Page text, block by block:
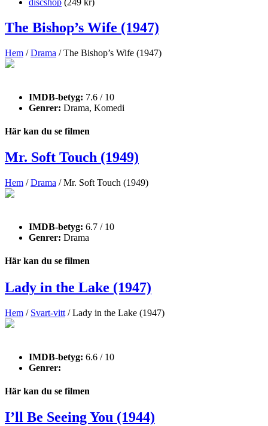
discshop (249 kr)
The Bishop’s Wife (1947)
Hem /Drama / The Bishop’s Wife (1947)
IMDB-betyg: 7.6 / 10
Genrer: Drama, Komedi
Här kan du se filmen
Mr. Soft Touch (1949)
Hem /Drama / Mr. Soft Touch (1949)
IMDB-betyg: 6.7 / 10
Genrer: Drama
Här kan du se filmen
Lady in the Lake (1947)
Hem / Svart-vitt / Lady in the Lake (1947)
IMDB-betyg: 6.6 / 10
Genrer:
Här kan du se filmen
I’ll Be Seeing You (1944)